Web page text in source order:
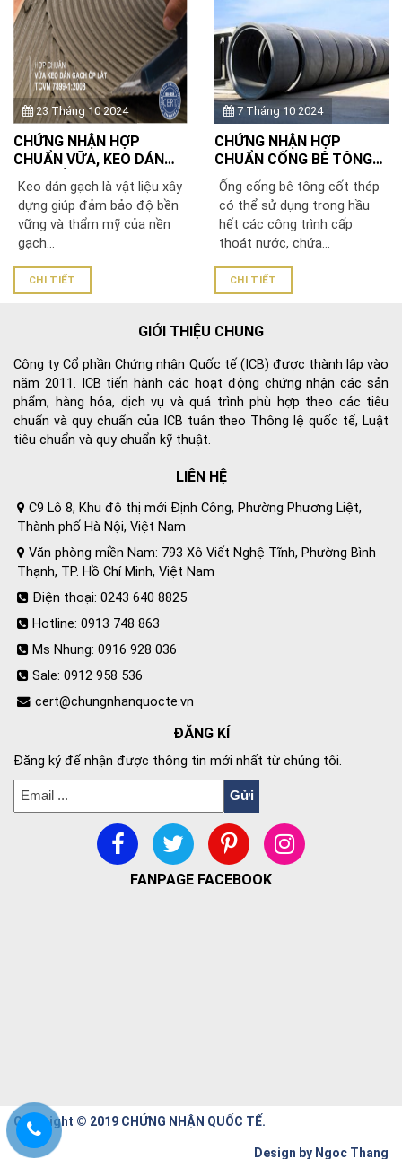
23 Tháng 10 2024
CHỨNG NHẬN HỢP
CHUẨN VỮA, KEO DÁN
7899-1:2008
Keo dán gạch là vật liệu xây
dựng giúp đảm bảo độ bền
vững và thẩm mỹ của nền
gạch...
CHI TIẾT
7 Tháng 10 2024
CHỨNG NHẬN HỢP
CHUẨN CỐNG BÊ TÔNG
THEO TCVN 9113:2012
Ống cống bê tông cốt thép
có thể sử dụng trong hầu
hết các công trình cấp
thoát nước, chứa...
CHI TIẾT
GIỚI THIỆU CHUNG
Công ty Cổ phần Chứng nhận Quốc tế (ICB) được thành lập vào
năm 2011. ICB tiến hành các hoạt động chứng nhận các sản
phẩm, hàng hóa, dịch vụ và quá trình phù hợp theo các tiêu
chuẩn và quy chuẩn của ICB tuân theo Thông lệ quốc tế, Luật
tiêu chuẩn và quy chuẩn kỹ thuật.
LIÊN HỆ
C9 Lô 8, Khu đô thị mới Định Công, Phường Phương Liệt,
Thành phố Hà Nội, Việt Nam
Văn phòng miền Nam: 793 Xô Viết Nghệ Tĩnh, Phường Bình
Thạnh, TP. Hồ Chí Minh, Việt Nam
Điện thoại: 0243 640 8825
Hotline: 0913 748 863
Ms Nhung: 0916 928 036
Sale: 0912 958 536
cert@chungnhanquocte.vn
ĐĂNG KÍ
Đăng ký để nhận được thông tin mới nhất từ chúng tôi.
FANPAGE FACEBOOK
Copyright © 2019 CHỨNG NHẬN QUỐC TẾ.
Design by Ngoc Thang